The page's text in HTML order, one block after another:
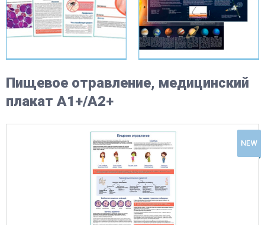
Пищевое отравление, медицинский
плакат А1+/А2+
NEW